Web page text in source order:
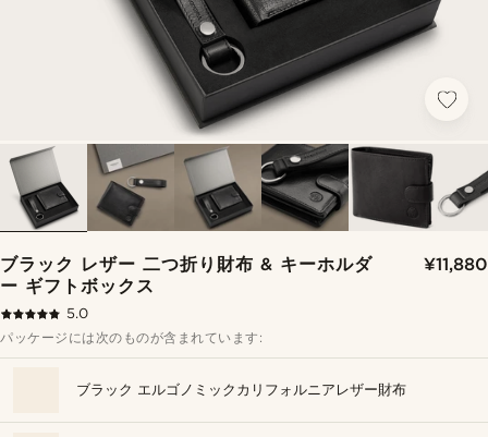
ブラック レザー 二つ折り財布 & キーホルダ
ー ギフトボックス
¥11,880
5.0
パッケージには次のものが含まれています:
ブラック エルゴノミックカリフォルニアレザー財布